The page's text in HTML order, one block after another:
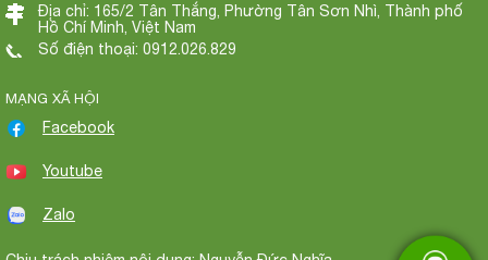
Địa chỉ: 165/2 Tân Thắng, Phường Tân Sơn Nhì, Thành phố
Hồ Chí Minh, Việt Nam
Số điện thoại: 0912.026.829
MẠNG XÃ HỘI
Facebook
Youtube
Zalo